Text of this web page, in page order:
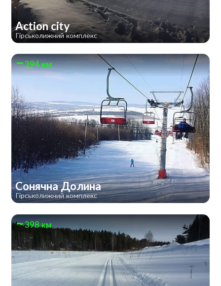
Action city
Гірськолижний комплекс
394 км
Сонячна Долина
Гірськолижний комплекс
398 км